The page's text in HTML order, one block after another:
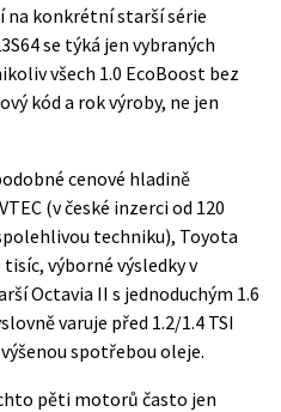
na konkrétní starší série
se týká jen vybraných
všech 1.0 EcoBoost bez
kód a rok výroby, ne jen
cenové hladině
(v české inzerci od 120
techniku), Toyota
tisíc, výborné výsledky v
Octavia II s jednoduchým 1.6
varuje před 1.2/1.4 TSI
spotřebou oleje.
pěti motorů často jen